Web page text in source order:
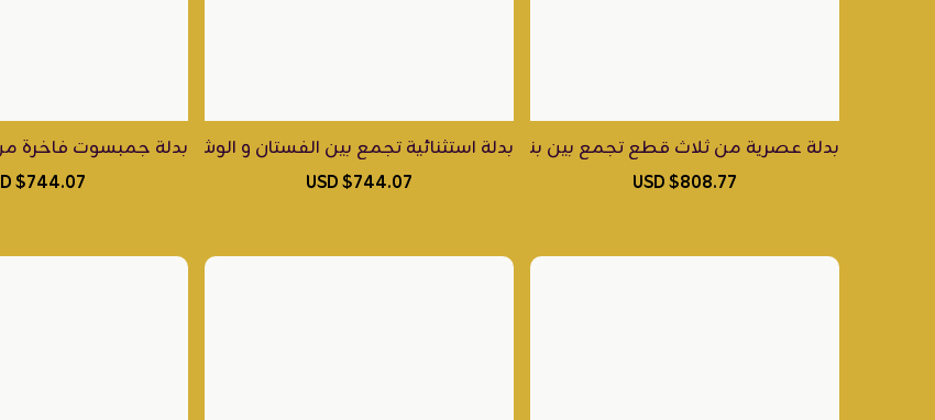
بدلة عصرية من ثلاث قطع تجمع بين بنطلون وبلوزة من الحرير الإيطالي ، مع جاكيت من الجازار الإيطالي
$808.77 USD
بدلة استثنائية تجمع بين الفستان و الوشاح الفاخر، صُنعت بحرفية
$744.07 USD
بدلة جمبسوت فاخرة من
$744.07 USD